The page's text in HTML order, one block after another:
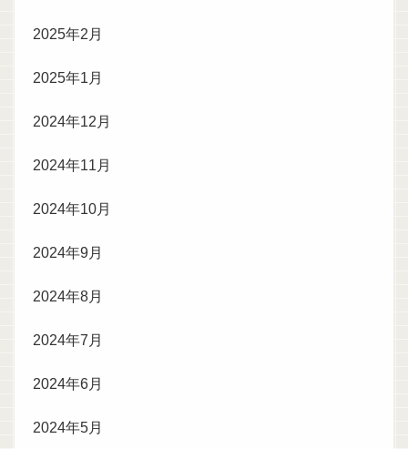
2025年2月
2025年1月
2024年12月
2024年11月
2024年10月
2024年9月
2024年8月
2024年7月
2024年6月
2024年5月